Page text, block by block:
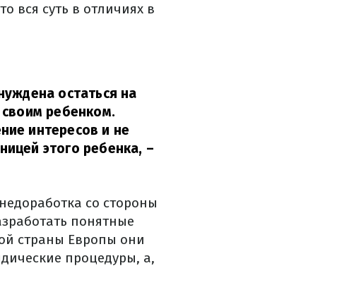
вся суть в отличиях в
остаться на
ребенком.
интересов и не
этого ребенка, –
со стороны
понятные
страны Европы они
процедуры, а,